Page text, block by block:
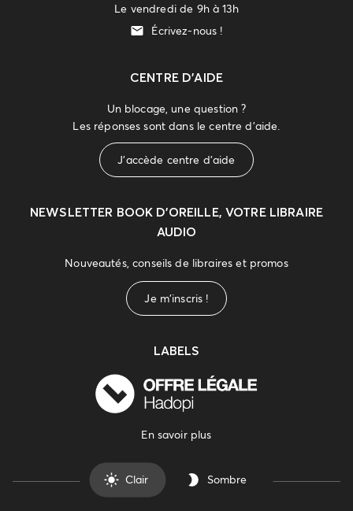
Le vendredi de 9h à 13h
Écrivez-nous !
CENTRE D'AIDE
Un blocage, une question ?
Les réponses sont dans le centre d'aide.
J'accède centre d'aide
NEWSLETTER BOOK D’OREILLE, VOTRE LIBRAIRE
AUDIO
Nouveautés, conseils de libraires et promos
Je m'inscris !
LABELS
En savoir plus
Clair Sombre